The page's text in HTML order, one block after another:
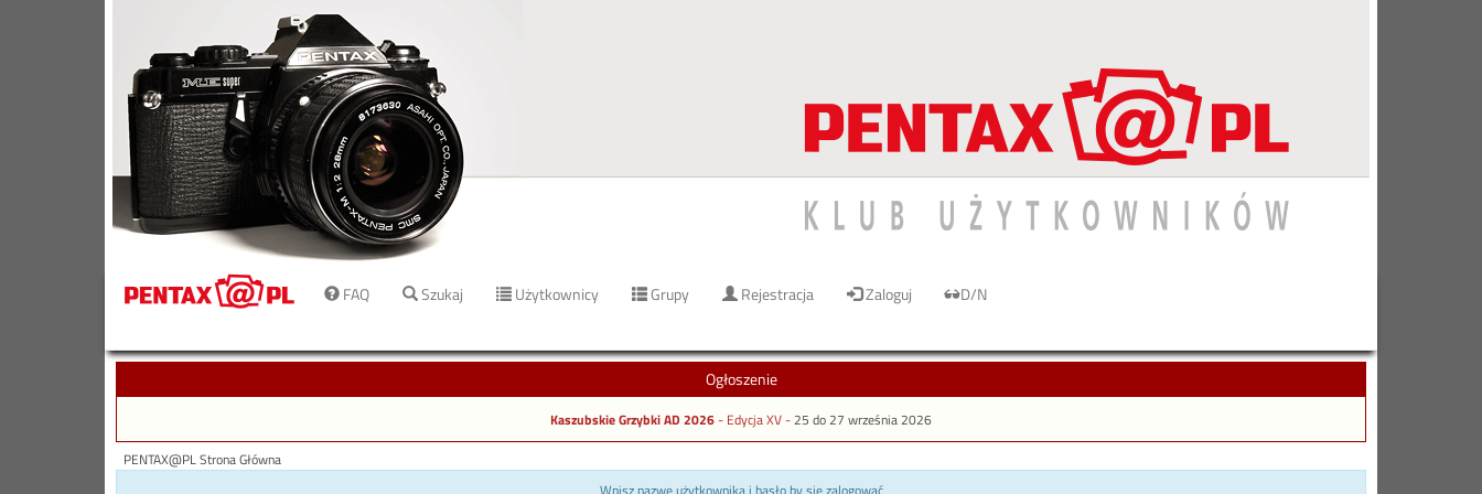
FAQ Szukaj Użytkownicy Grupy Rejestracja Zaloguj D/N
Ogłoszenie
Kaszubskie Grzybki AD 2026- Edycja XV -25 do 27 września 2026
PENTAX@PL Strona Główna